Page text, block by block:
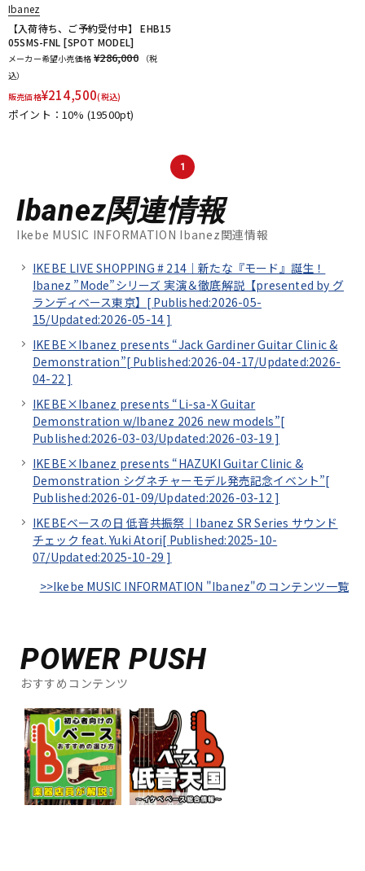
Ibanez
【入荷待ち、ご予約受付中】 EHB15
05SMS-FNL [SPOT MODEL]
メーカー希望小売価格 ¥286,000
（税
込）
販売価格¥214,500(税込)
ポイント：10% (19500pt)
1
Ibanez関連情報
Ikebe MUSIC INFORMATION Ibanez関連情報
IKEBE LIVE SHOPPING # 214｜新たな『モード』誕生！
Ibanez ”Mode”シリーズ 実演＆徹底解説【presented by グ
ランディベース東京】[ Published:2026-05-
15/Updated:2026-05-14 ]
IKEBE×Ibanez presents “Jack Gardiner Guitar Clinic &
Demonstration”[ Published:2026-04-17/Updated:2026-
04-22 ]
IKEBE×Ibanez presents “Li-sa-X Guitar
Demonstration w/Ibanez 2026 new models”[
Published:2026-03-03/Updated:2026-03-19 ]
IKEBE×Ibanez presents “HAZUKI Guitar Clinic &
Demonstration シグネチャーモデル発売記念イベント”[
Published:2026-01-09/Updated:2026-03-12 ]
IKEBEベースの日 低音共振祭｜Ibanez SR Series サウンド
チェック feat. Yuki Atori[ Published:2025-10-
07/Updated:2025-10-29 ]
>>Ikebe MUSIC INFORMATION "Ibanez"のコンテンツ一覧
POWER PUSH
おすすめコンテンツ